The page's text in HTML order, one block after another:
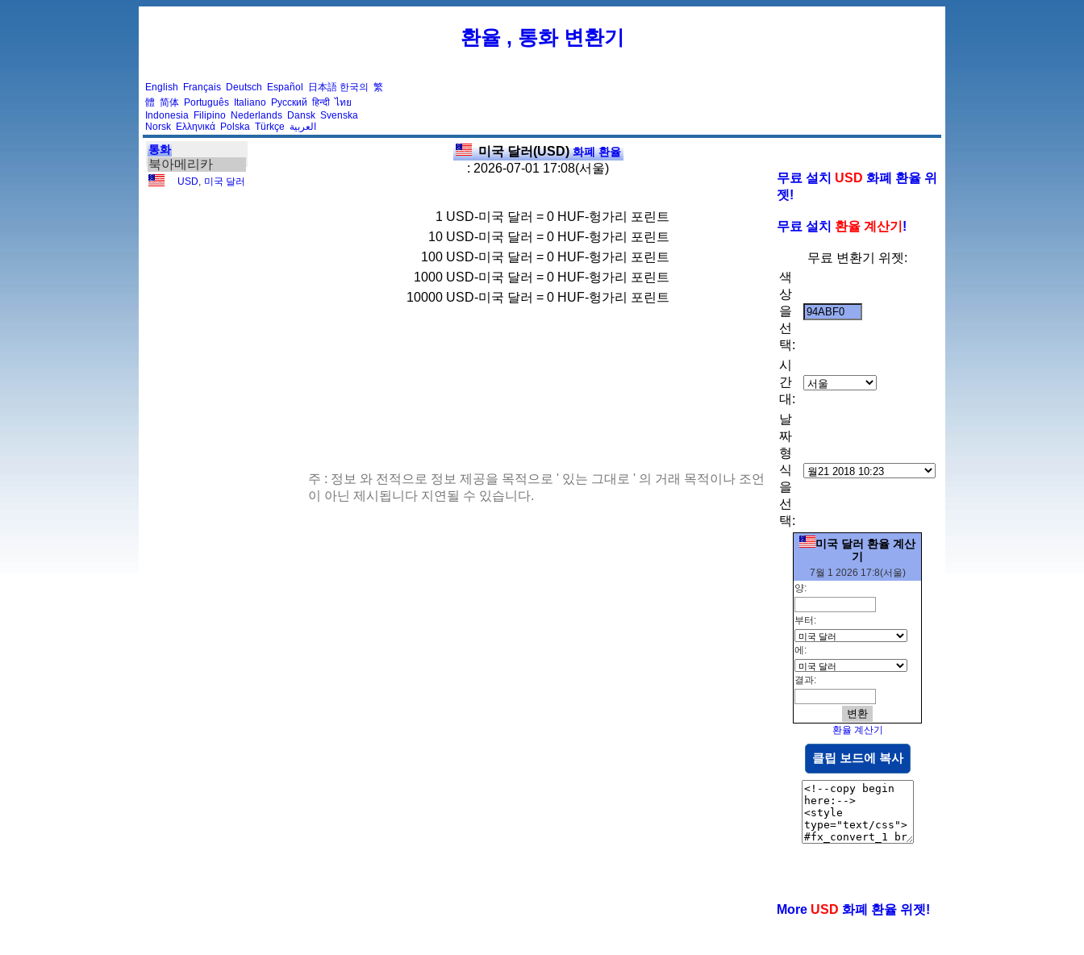
환율 , 통화 변환기
English Français Deutsch Español 日本語 한국의 繁
體 简体 Português Italiano Русский हिन्दी ไทย
Indonesia Filipino Nederlands Dansk Svenska
Norsk Ελληνικά Polska Türkçe العربية
통화
북아메리카
USD 미국 달러
미국 달러(USD)화폐 환율
: 2026-07-01 17:08(서울)
1 USD-미국 달러 = 0 HUF-헝가리 포린트
10 USD-미국 달러 = 0 HUF-헝가리 포린트
100 USD-미국 달러 = 0 HUF-헝가리 포린트
1000 USD-미국 달러 = 0 HUF-헝가리 포린트
10000 USD-미국 달러 = 0 HUF-헝가리 포린트
주 : 정보 와 전적으로 정보 제공을 목적으로 ' 있는 그대로 ' 의 거래 목적이나 조언
이 아닌 제시됩니다 지연될 수 있습니다.
무료 설치 USD 화폐 환율 위
젯!
무료 설치 환율 계산기 !
무료 변환기 위젯:
색
상
을
선
택:
시
간
대:
날
짜
형
식
을
선
택:
미국 달러 환율 계산
기
7월 1 2026 17:8(서울)
양:
부터:
에:
결과:
환율 계산기
클립 보드에 복사
More USD 화폐 환율 위젯!